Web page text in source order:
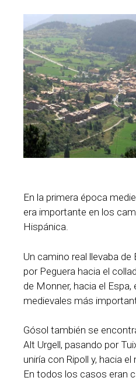
En la primera época
era importante en los
Hispánica.
Un camino real llevaba de
por Peguera hacia el
de Monner, hacia el
medievales más
Gósol también se
Alt Urgell, pasando por
uniría con Ripoll y, hacia
En todos los casos eran